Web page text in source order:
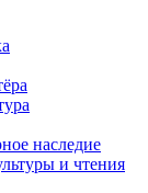
наследие
и чтения